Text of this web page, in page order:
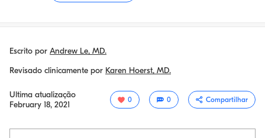
Escrito por Andrew Le, MD.
Revisado clinicamente por Karen Hoerst, MD.
Ultima atualização
February 18, 2021
0 0 Compartilhar